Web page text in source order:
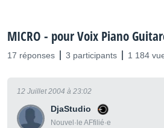
MICRO - pour Voix Piano
17 réponses 3 participants 1 184
DjaStudio
Nouvel·le AFfilié·e
12 Juillet 2004 à 23:02